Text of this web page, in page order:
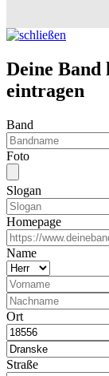
Deine Band
eintragen
Band
Foto
Slogan
Homepage
Name
Ort
Straße